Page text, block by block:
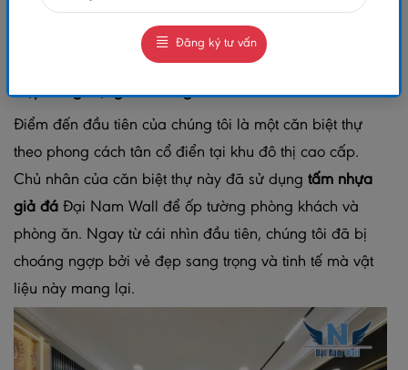
cùng chúng tôi "bóc trần" sự thật đằng sau những lời
Đẹp Sang Trọng Đến Từng Milimet
Điểm đến đầu tiên của chúng tôi là một căn biệt thự
theo phong cách tân cổ điển tại khu đô thị cao cấp.
Chủ nhân của căn biệt thự này đã sử dụng tấm nhựa
giả đá Đại Nam Wall để ốp tường phòng khách và
phòng ăn. Ngay từ cái nhìn đầu tiên, chúng tôi đã bị
choáng ngợp bởi vẻ đẹp sang trọng và tinh tế mà vật
liệu này mang lại.
Đăng ký tư vấn